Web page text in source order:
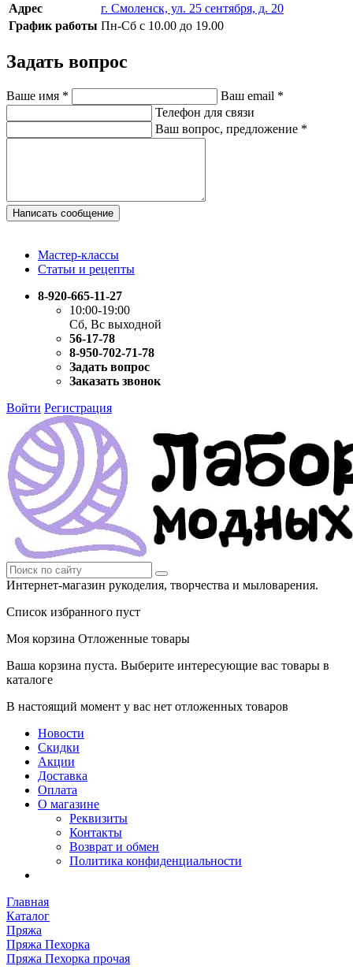
Адрес
г. Смоленск, ул. 25 сентября, д. 20
График работы Пн-Сб с 10.00 до 19.00
Задать вопрос
Ваше имя * Ваш email *
Телефон для связи
Ваш вопрос, предложение *
Написать сообщение
Мастер-классы
Статьи и рецепты
8-920-665-11-27
10:00-19:00
Сб, Вс выходной
56-17-78
8-950-702-71-78
Задать вопрос
Заказать звонок
Войти Регистрация
Интернет-магазин рукоделия, творчества и мыловарения.
Список избранного пуст
Моя корзина Отложенные товары
Ваша корзина пуста. Выберите интересующие вас товары в
каталоге
В настоящий момент у вас нет отложенных товаров
Новости
Скидки
Акции
Доставка
Оплата
О магазине
Реквизиты
Контакты
Возврат и обмен
Политика конфиденциальности
Главная
Каталог
Пряжа
Пряжа Пехорка
Пряжа Пехорка прочая